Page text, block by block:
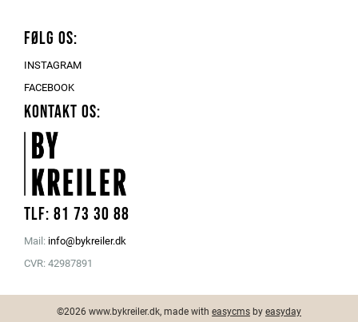
FØLG OS:
INSTAGRAM
FACEBOOK
KONTAKT OS:
Tlf: 81 73 30 88
Mail: info@bykreiler.dk
CVR: 42987891
©2026 www.bykreiler.dk, made with easycms by easyday